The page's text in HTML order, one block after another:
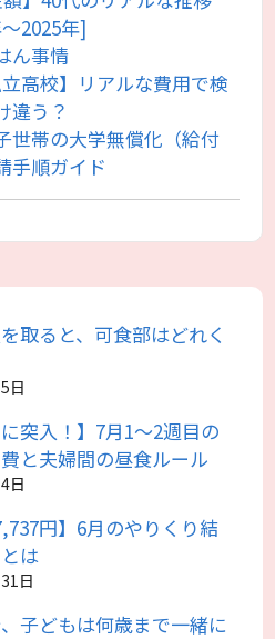
2025年]
ん事情
立高校】リアルな費用で検
違う？
世帯の大学無償化（給付
手順ガイド
取ると、可食部はどれく
日
に突入！】7月1～2週目の
と夫婦間の昼食ルール
日
円】6月のやりくり結
は
日
子どもは何歳まで一緒に